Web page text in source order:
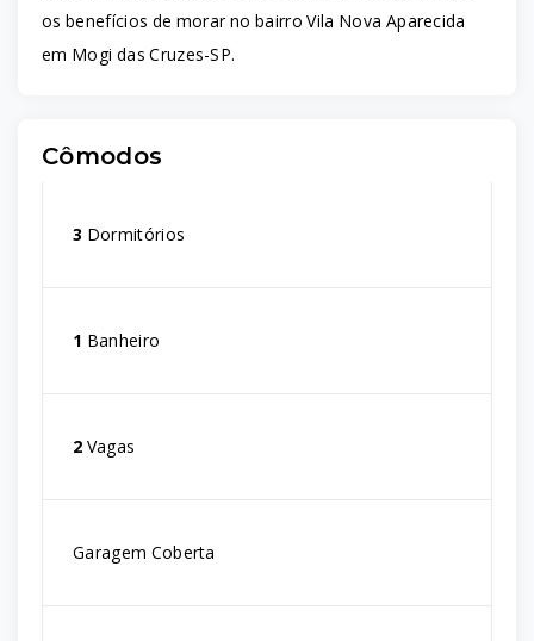
os benefícios de morar no bairro Vila Nova Aparecida
em Mogi das Cruzes-SP.
Cômodos
3 Dormitórios
1 Banheiro
2 Vagas
Garagem Coberta